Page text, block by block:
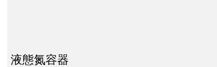
液態氮容器